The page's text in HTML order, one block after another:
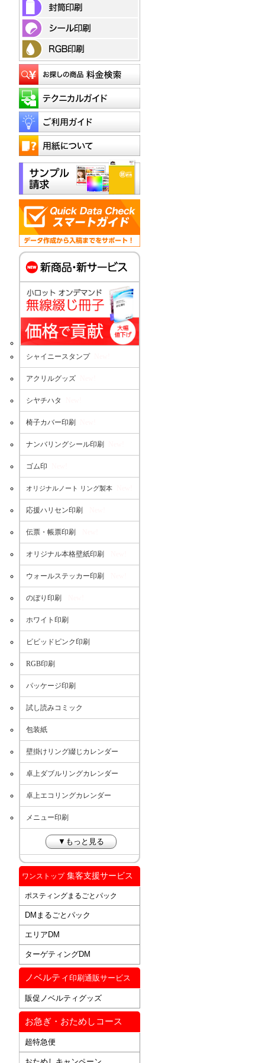
シャイニースタンプ
アクリルグッズ
シヤチハタ
椅子カバー印刷
ナンバリングシール印刷
ゴム印
オリジナルノート リング製本
応援ハリセン印刷
伝票・帳票印刷
オリジナル本格壁紙印刷
ウォールステッカー印刷
のぼり印刷
ホワイト印刷
ビビッドピンク印刷
RGB印刷
パッケージ印刷
試し読みコミック
包装紙
壁掛けリング綴じカレンダー
卓上ダブルリングカレンダー
卓上エコリングカレンダー
メニュー印刷
▼もっと見る
ワンストップ集客支援サービス
ポスティングまるごとパック
DMまるごとパック
エリアDM
ターゲティングDM
ノベルティ 印刷通販サービス
販促ノベルティグッズ
お急ぎ・おためしコース
超特急便